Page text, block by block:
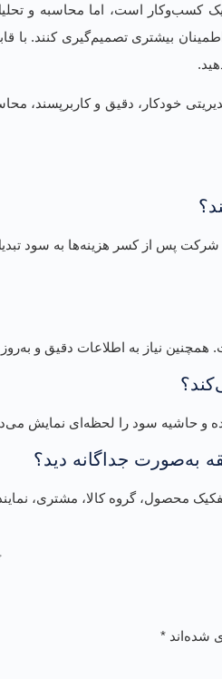
کسب‌وکار است، اما محاسبه و
اطمینان بیشتری تصمیم‌گیری کنند.
خودکار، دقیق و
از کسر هزینه‌ها به سود تبدیل
نیاز به اطلاعات دقیق و به‌روز
و حاشیه سود را لحظه‌ای
به‌صورت جداگانه دید؟
محصول، گروه کالا، مشتری،
شده‌اند *